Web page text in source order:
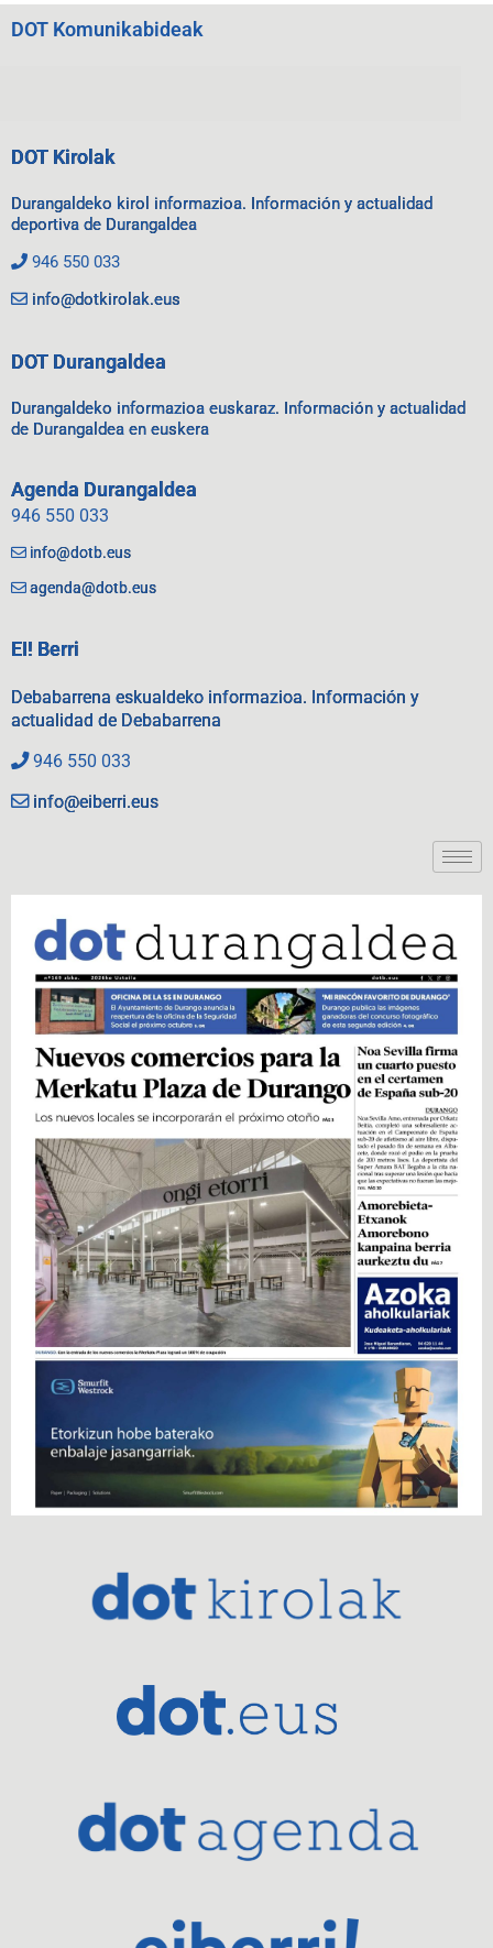
DOT Komunikabideak
DOT Kirolak
Durangaldeko kirol informazioa. Información y actualidad
deportiva de Durangaldea
946 550 033
info@dotkirolak.eus
DOT Durangaldea
Durangaldeko informazioa euskaraz. Información y actualidad
de Durangaldea en euskera
Agenda Durangaldea
946 550 033
info@dotb.eus
agenda@dotb.eus
EI! Berri
Debabarrena eskualdeko informazioa. Información y
actualidad de Debabarrena
946 550 033
info@eiberri.eus